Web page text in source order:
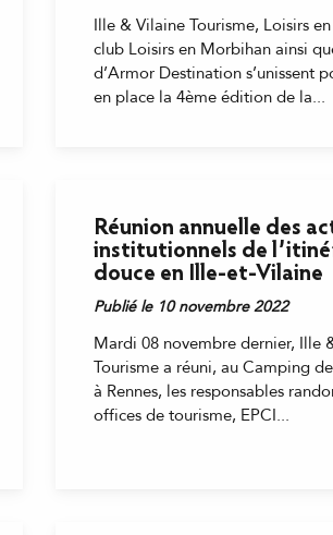
Ille & Vilaine Tourisme, Loisirs
club Loisirs en Morbihan ainsi
d’Armor Destination s’unissent
en place la 4ème édition de la...
Réunion annuelle des
institutionnels de
douce en Ille-et-Vilaine
Publié le 10 novembre 2022
Mardi 08 novembre dernier, Ille
Tourisme a réuni, au Camping
à Rennes, les responsables
offices de tourisme, EPCI...